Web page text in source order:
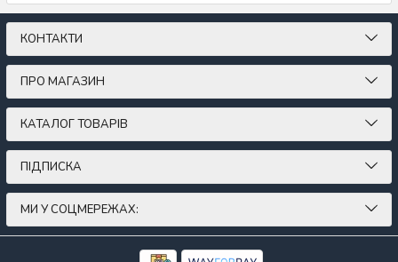
КОНТАКТИ
ПРО МАГАЗИН
КАТАЛОГ ТОВАРІВ
ПІДПИСКА
МИ У СОЦМЕРЕЖАХ: